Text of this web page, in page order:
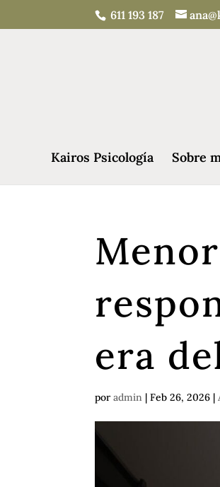
611 193 187
Kairos Psicología Sobre
era
poradmin |Feb 26, 2026 |